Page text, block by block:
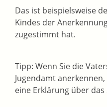
Das ist beispielsweise
Kindes der
zugestimmt hat.
Tipp: Wenn Sie die
Jugendamt
eine Erklärung über